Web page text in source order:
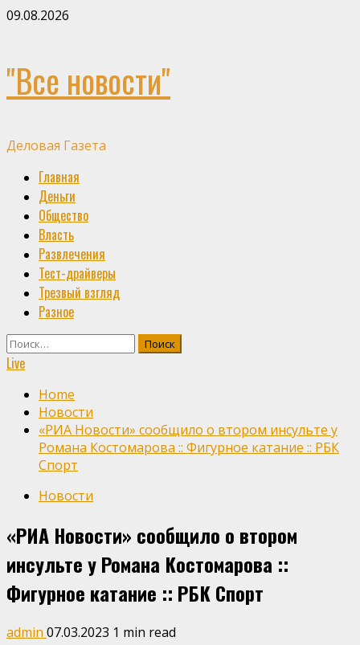
Skip
09.08.2026
"Все новости"
Деловая Газета
Primary
Menu
Главная
Деньги
Общество
Власть
Развлечения
Тест-драйверы
Трезвый взгляд
Разное
Найти:
Live
Home
Новости
«РИА Новости» сообщило о втором инсульте у
Романа Костомарова :: Фигурное катание :: РБК
Спорт
Новости
«РИА Новости» сообщило о втором
инсульте у Романа Костомарова ::
Фигурное катание :: РБК Спорт
admin 07.03.2023 1 min read